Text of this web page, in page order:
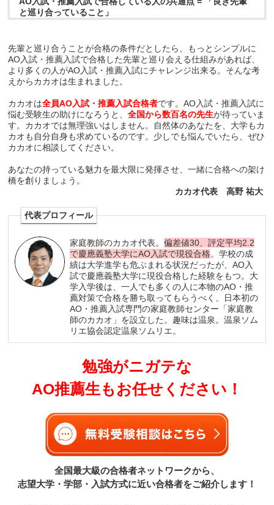
と巡り合っていること」
先輩と巡り合うことが合格の条件だとしたら、もっとシンプルに
AO入試・推薦入試で合格した先輩と巡り会える仕組みがあれば、
より多くの人がAO入試・推薦入試にチャレンジ出来る。そんな考
えからカカオは生まれました。
カカオは全員AO入試・推薦入試合格者です。AO入試・推薦入試に
悩む受験生の助けになろうと、全国から数百名の先生が待っていま
す。カカオでは無理強いはしません。自然体のあなたを、大学もカ
カオも自分自身も求めているのです。少しでも悩んでいたら、ぜひ
カカオに相談してください。
あなたの持っている魅力を最大限に発揮させ、一緒に合格への架け
橋を創りましょう。
カカオ代表 高野 祐大
代表プロフィール
家庭教師のカカオ代表。偏差値30、評定平均2.2
で慶應義塾大学にAO入試で現役合格。学校の成
績は大学進学も危ぶまれる状況だったが、AO入
試で慶應義塾大学に現役合格した経験をもつ。大
学入学後は、一人でも多くの人に本物のAO・推
薦対策で合格を勝ち取ってもらうべく、日本初の
AO・推薦入試専門の家庭教師センター「家庭教
師のカカオ」を設立した。趣味は温泉。温泉ソム
リエ協会認定温泉ソムリエ。
勉強がニガテな
AO推薦生もお任せください！
全国最大級の合格者ネットワークから、
志望大学・学部・入試方式に近い合格者をご紹介します！